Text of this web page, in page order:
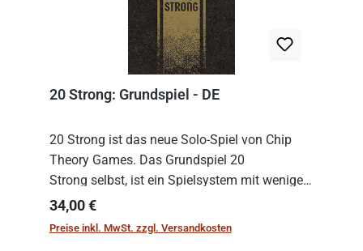
20 Strong: Grundspiel - DE
20 Strong ist das neue Solo-Spiel von Chip
Theory Games. Das Grundspiel 20
Strong selbst, ist ein Spielsystem mit wenigen,
einfachen Regeln. Um es zu spielen, muss es
immer mit einem Themenset ergänzt werden.
Regulärer Preis:
34,00 €
Preise inkl. MwSt. zzgl. Versandkosten